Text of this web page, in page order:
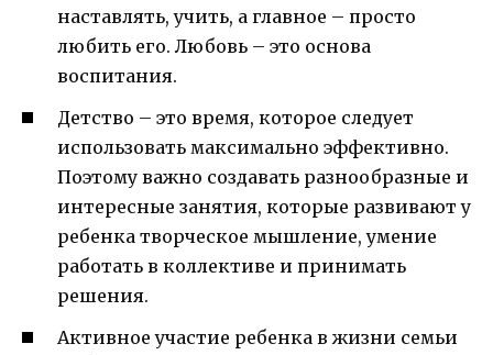
наставлять, учить, а главное – просто
любить его. Любовь – это основа
воспитания.
Детство – это время, которое следует
использовать максимально эффективно.
Поэтому важно создавать разнообразные и
интересные занятия, которые развивают у
ребенка творческое мышление, умение
работать в коллективе и принимать
решения.
Активное участие ребенка в жизни семьи